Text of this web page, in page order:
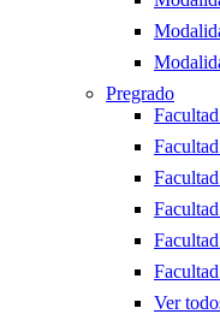
Pregrado
Ver